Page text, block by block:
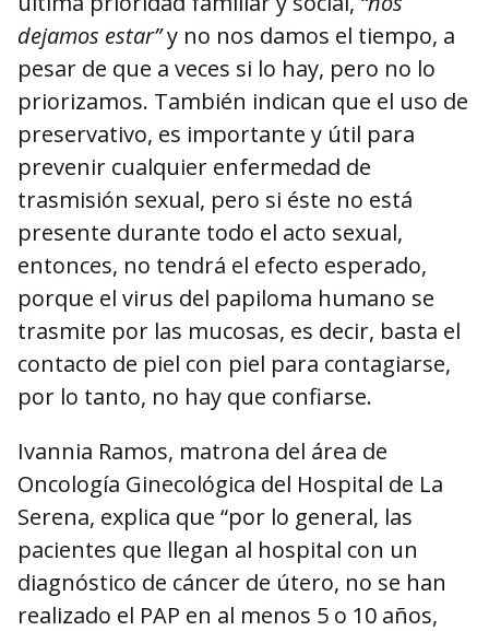
dejamos estar”y no nos damos el tiempo, a
pesar de que a veces si lo hay, pero no lo
priorizamos. También indican que el uso de
preservativo, es importante y útil para
prevenir cualquier enfermedad de
trasmisión sexual, pero si éste no está
presente durante todo el acto sexual,
entonces, no tendrá el efecto esperado,
porque el virus del papiloma humano se
trasmite por las mucosas, es decir, basta el
contacto de piel con piel para contagiarse,
por lo tanto, no hay que confiarse.
Ivannia Ramos, matrona del área de
Oncología Ginecológica del Hospital de La
Serena, explica que “por lo general, las
pacientes que llegan al hospital con un
diagnóstico de cáncer de útero, no se han
realizado el PAP en al menos 5 o 10 años,